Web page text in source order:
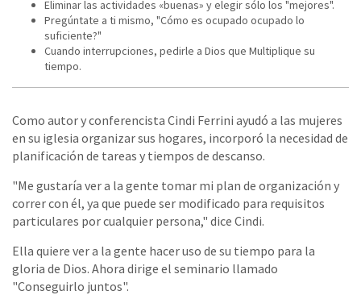
Eliminar las actividades «buenas» y elegir sólo los "mejores".
Pregúntate a ti mismo, "Cómo es ocupado ocupado lo
suficiente?"
Cuando interrupciones, pedirle a Dios que Multiplique su
tiempo.
Como autor y conferencista Cindi Ferrini ayudó a las mujeres
en su iglesia organizar sus hogares, incorporó la necesidad de
planificación de tareas y tiempos de descanso.
"Me gustaría ver a la gente tomar mi plan de organización y
correr con él, ya que puede ser modificado para requisitos
particulares por cualquier persona," dice Cindi.
Ella quiere ver a la gente hacer uso de su tiempo para la
gloria de Dios. Ahora dirige el seminario llamado
"Conseguirlo juntos".